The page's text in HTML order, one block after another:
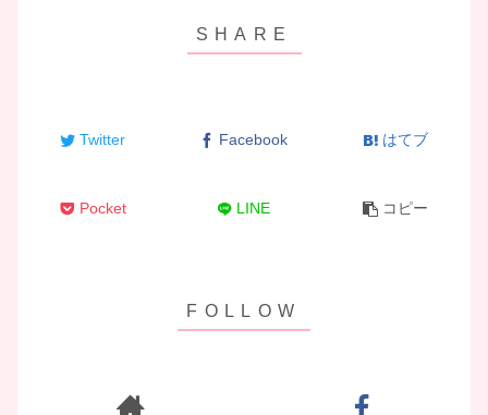
Twitter Facebook はてブ
Pocket LINE コピー